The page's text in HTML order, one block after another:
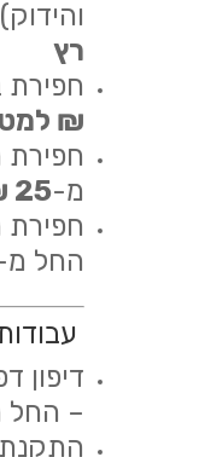
רץ
₪
חפירת
מ-25 ₪ למ"ק
חפירת
החל
דיפון
– החל
התקנת